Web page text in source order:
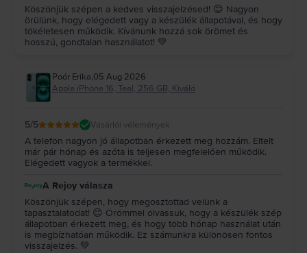
Köszönjük szépen a kedves visszajelzésed! 😊 Nagyon
örülünk, hogy elégedett vagy a készülék állapotával, és hogy
tökéletesen működik. Kívánunk hozzá sok örömet és
hosszú, gondtalan használatot! 💚
Poór Erika,05 Aug 2026
Apple iPhone 16, Teal, 256 GB, Kiváló
5/5 Vásárlói vélemények
A telefon nagyon jó állapotban érkezett meg hozzám. Eltelt
már pár hónap és azóta is teljesen megfelelően működik.
Elégedett vagyok a termékkel.
A Rejoy válasza
Köszönjük szépen, hogy megosztottad velünk a
tapasztalatodat! 😊 Örömmel olvassuk, hogy a készülék szép
állapotban érkezett meg, és hogy több hónap használat után
is megbízhatóan működik. Ez számunkra különösen fontos
visszajelzés. 💚